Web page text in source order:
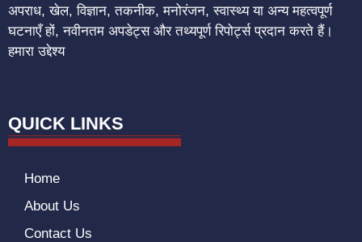
अपराध, खेल, विज्ञान, तकनीक, मनोरंजन, स्वास्थ्य या अन्य महत्वपूर्ण
घटनाएँ हों, नवीनतम अपडेट्स और तथ्यपूर्ण रिपोर्ट्स प्रदान करते हैं।
हमारा उद्देश्य
QUICK LINKS
Home
About Us
Contact Us